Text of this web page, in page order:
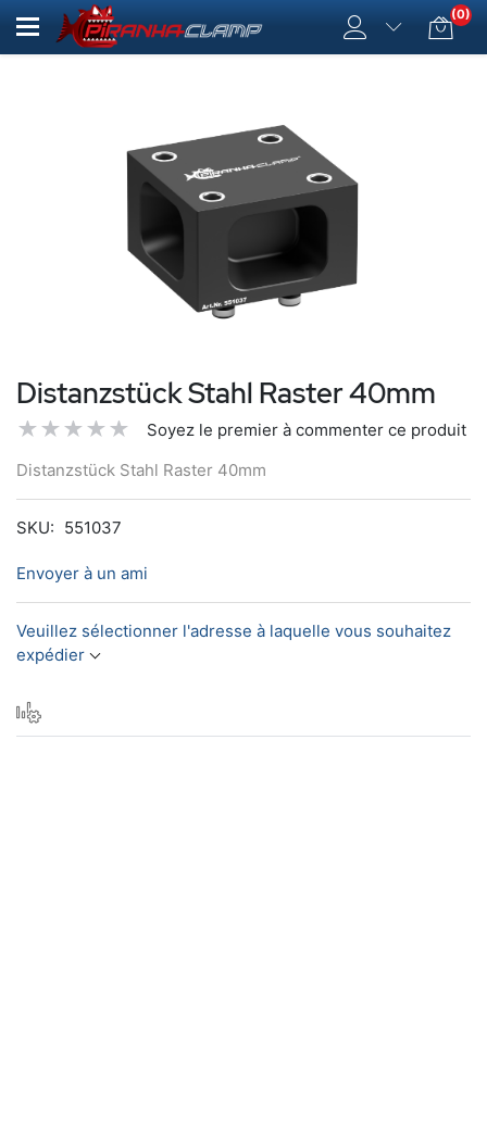
(0)
Distanzstück Stahl Raster 40mm
Soyez le premier à commenter ce produit
Distanzstück Stahl Raster 40mm
SKU: 551037
Envoyer à un ami
Veuillez sélectionner l'adresse à laquelle vous souhaitez
expédier